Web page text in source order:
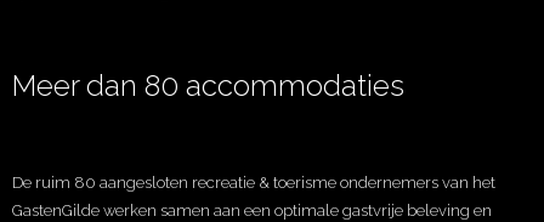
Meer dan 80 accommodaties
De ruim 80 aangesloten recreatie & toerisme ondernemers van het
GastenGilde werken samen aan een optimale gastvrije beleving en